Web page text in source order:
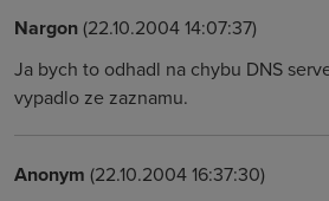
Nargon(22.10.2004 14:07:37)
Ja bych to odhadl na chybu DNS
vypadlo ze zaznamu.
Anonym (22.10.2004 16:37:30)